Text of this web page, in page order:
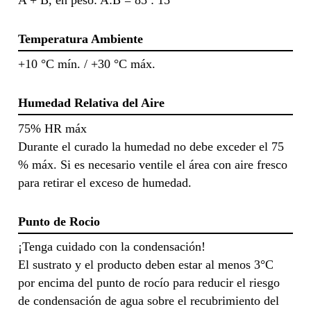
Temperatura Ambiente
+10 °C mín. / +30 °C máx.
Humedad Relativa del Aire
75% HR máx
Durante el curado la humedad no debe exceder el 75
% máx. Si es necesario ventile el área con aire fresco
para retirar el exceso de humedad.
Punto de Rocio
¡Tenga cuidado con la condensación!
El sustrato y el producto deben estar al menos 3°C
por encima del punto de rocío para reducir el riesgo
de condensación de agua sobre el recubrimiento del